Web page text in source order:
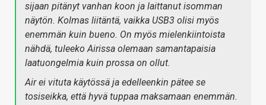
sijaan pitänyt vanhan koon ja laittanut isomman
näytön. Kolmas liitäntä, vaikka USB3 olisi myös
enemmän kuin bueno. On myös mielenkiintoista
nähdä, tuleeko Airissa olemaan samantapaisia
laatuongelmia kuin prossa on ollut.
Air ei vituta käytössä ja edelleenkin pätee se
tosiseikka, että hyvä tuppaa maksamaan enemmän.